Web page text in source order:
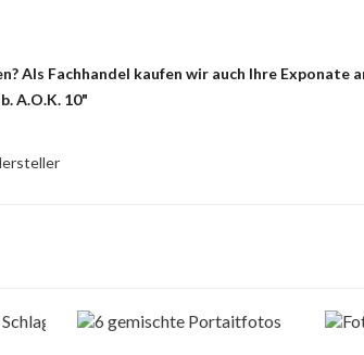
Als Fachhandel kaufen wir auch Ihre
A.O.K. 10"